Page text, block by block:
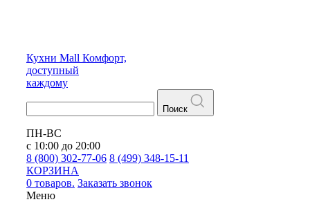
Кухни Mall Комфорт,
доступный
каждому
Поиск
ПН-ВС
с 10:00 до 20:00
8 (800) 302-77-06 8 (499) 348-15-11
КОРЗИНА
0 товаров. Заказать звонок
Меню